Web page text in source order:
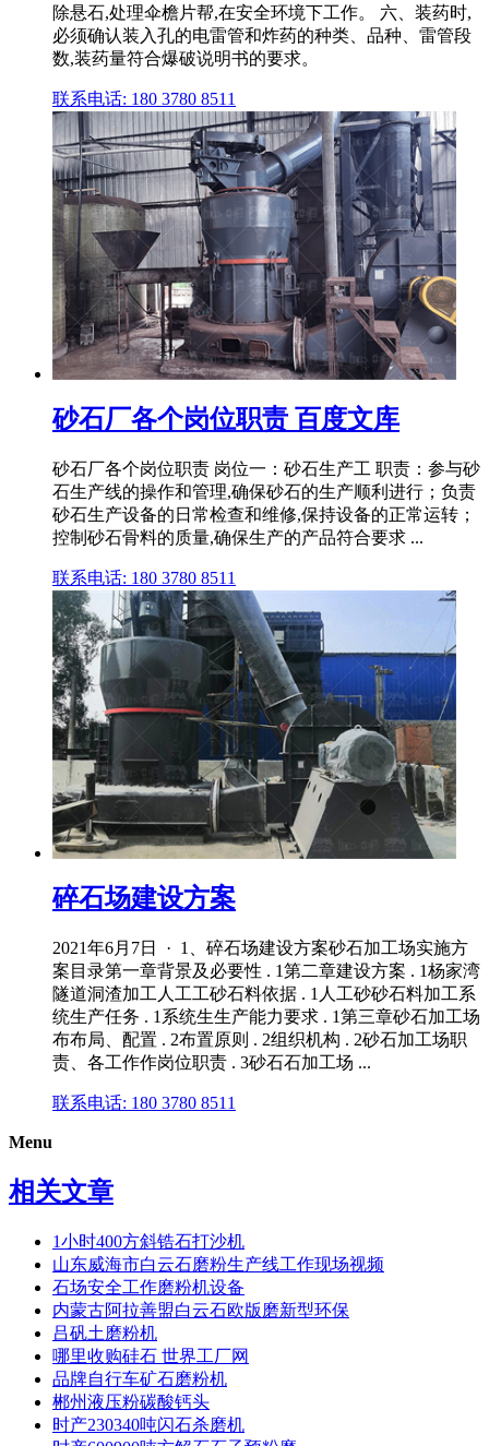
除悬石,处理伞檐片帮,在安全环境下工作。 六、装药时,
必须确认装入孔的电雷管和炸药的种类、品种、雷管段
数,装药量符合爆破说明书的要求。
联系电话: 180 3780 8511
砂石厂各个岗位职责 百度文库
砂石厂各个岗位职责 岗位一：砂石生产工 职责：参与砂
石生产线的操作和管理,确保砂石的生产顺利进行；负责
砂石生产设备的日常检查和维修,保持设备的正常运转；
控制砂石骨料的质量,确保生产的产品符合要求 ...
联系电话: 180 3780 8511
碎石场建设方案
2021年6月7日 · 1、碎石场建设方案砂石加工场实施方
案目录第一章背景及必要性 . 1第二章建设方案 . 1杨家湾
隧道洞渣加工人工工砂石料依据 . 1人工砂砂石料加工系
统生产任务 . 1系统生生产能力要求 . 1第三章砂石加工场
布布局、配置 . 2布置原则 . 2组织机构 . 2砂石加工场职
责、各工作作岗位职责 . 3砂石石加工场 ...
联系电话: 180 3780 8511
Menu
相关文章
1小时400方斜锆石打沙机
山东威海市白云石磨粉生产线工作现场视频
石场安全工作磨粉机设备
内蒙古阿拉善盟白云石欧版磨新型环保
吕矾土磨粉机
哪里收购硅石 世界工厂网
品牌自行车矿石磨粉机
郴州液压粉碳酸钙头
时产230340吨闪石杀磨机